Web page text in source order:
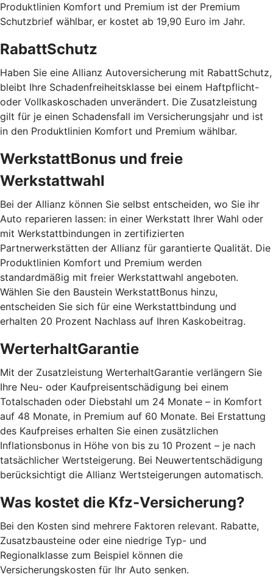
Produktlinien Komfort und Premium ist der Premium
Schutzbrief wählbar, er kostet ab 19,90 Euro im Jahr.
RabattSchutz
Haben Sie eine Allianz Autoversicherung mit RabattSchutz,
bleibt Ihre Schadenfreiheitsklasse bei einem Haftpflicht-
oder Vollkaskoschaden unverändert. Die Zusatzleistung
gilt für je einen Schadensfall im Versicherungsjahr und ist
in den Produktlinien Komfort und Premium wählbar.
WerkstattBonus und freie
Werkstattwahl
Bei der Allianz können Sie selbst entscheiden, wo Sie ihr
Auto reparieren lassen: in einer Werkstatt Ihrer Wahl oder
mit Werkstattbindungen in zertifizierten
Partnerwerkstätten der Allianz für garantierte Qualität. Die
Produktlinien Komfort und Premium werden
standardmäßig mit freier Werkstattwahl angeboten.
Wählen Sie den Baustein WerkstattBonus hinzu,
entscheiden Sie sich für eine Werkstattbindung und
erhalten 20 Prozent Nachlass auf Ihren Kaskobeitrag.
WerterhaltGarantie
Mit der Zusatzleistung WerterhaltGarantie verlängern Sie
Ihre Neu- oder Kaufpreisentschädigung bei einem
Totalschaden oder Diebstahl um 24 Monate – in Komfort
auf 48 Monate, in Premium auf 60 Monate. Bei Erstattung
des Kaufpreises erhalten Sie einen zusätzlichen
Inflationsbonus in Höhe von bis zu 10 Prozent – je nach
tatsächlicher Wertsteigerung. Bei Neuwertentschädigung
berücksichtigt die Allianz Wertsteigerungen automatisch.
Was kostet die Kfz-Versicherung?
Bei den Kosten sind mehrere Faktoren relevant. Rabatte,
Zusatzbausteine oder eine niedrige Typ- und
Regionalklasse zum Beispiel können die
Versicherungskosten für Ihr Auto senken.